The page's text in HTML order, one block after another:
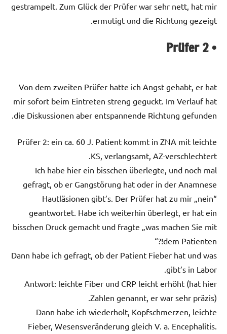
gestrampelt. Zum Glück der Prüfer war sehr nett, hat mir
ermutigt und die Richtung gezeigt.
•
Prüfer 2
Von dem zweiten Prüfer hatte ich Angst gehabt, er hat
mir sofort beim Eintreten streng geguckt. Im Verlauf hat
die Diskussionen aber entspannende Richtung gefunden.
Prüfer 2: ein ca. 60 J. Patient kommt in ZNA mit leichte
KS, verlangsamt, AZ-verschlechtert.
Ich habe hier ein bisschen überlegte, und noch mal
gefragt, ob er Gangstörung hat oder in der Anamnese
Hautläsionen gibt’s. Der Prüfer hat zu mir „nein“
geantwortet. Habe ich weiterhin überlegt, er hat ein
bisschen Druck gemacht und fragte „was machen Sie mit
dem Patienten!?“
Dann habe ich gefragt, ob der Patient Fieber hat und was
gibt’s in Labor.
Antwort: leichte Fiber und CRP leicht erhöht (hat hier
Zahlen genannt, er war sehr präzis).
Dann habe ich wiederholt, Kopfschmerzen, leichte
Fieber, Wesensveränderung gleich V. a. Encephalitis.